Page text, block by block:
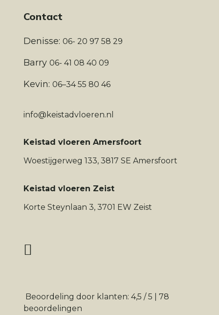
Contact
Denisse: 06- 20 97 58 29
Barry 06- 41 08 40 09
Kevin: 06–34 55 80 46
info@keistadvloeren.nl
Keistad vloeren Amersfoort
Woestijgerweg 133, 3817 SE Amersfoort
Keistad vloeren Zeist
Korte Steynlaan 3, 3701 EW Zeist
Beoordeling door klanten: 4,5 / 5
78
beoordelingen